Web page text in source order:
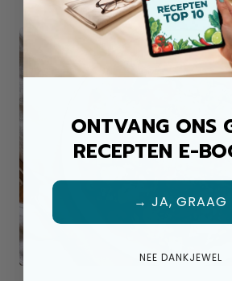
ONTVANG ONS
RECEPTEN E-
→ JA, GRAAG
NEE DANKJEWEL